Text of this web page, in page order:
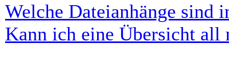
Welche Dateianhänge sind
Kann ich eine Übersicht all